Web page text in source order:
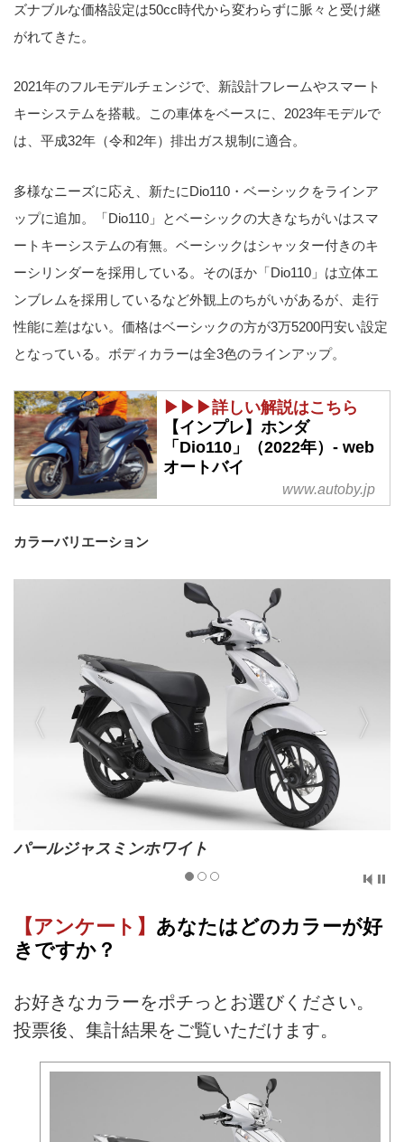
ズナブルな価格設定は50cc時代から変わらずに脈々と受け継
がれてきた。
2021年のフルモデルチェンジで、新設計フレームやスマート
キーシステムを搭載。この車体をベースに、2023年モデルで
は、平成32年（令和2年）排出ガス規制に適合。
多様なニーズに応え、新たにDio110・ベーシックをラインア
ップに追加。「Dio110」とベーシックの大きなちがいはスマ
ートキーシステムの有無。ベーシックはシャッター付きのキ
ーシリンダーを採用している。そのほか「Dio110」は立体エ
ンブレムを採用しているなど外観上のちがいがあるが、走行
性能に差はない。価格はベーシックの方が3万5200円安い設定
となっている。ボディカラーは全3色のラインアップ。
▶▶▶詳しい解説はこちら
【インプレ】ホンダ
「Dio110」（2022年）- web
オートバイ
www.autoby.jp
カラーバリエーション
パールジャスミンホワイト
【アンケート】 あなたはどのカラーが好
きですか？
お好きなカラーをポチっとお選びください。
投票後、集計結果をご覧いただけます。